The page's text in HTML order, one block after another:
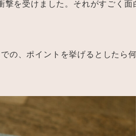
撃を受けました。それがすごく面
の、ポイントを挙げるとしたら